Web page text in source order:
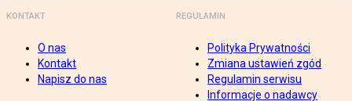
KONTAKT
O nas
Kontakt
Napisz do nas
REGULAMIN
Polityka Prywatności
Zmiana ustawień zgód
Regulamin serwisu
Informacje o nadawcy